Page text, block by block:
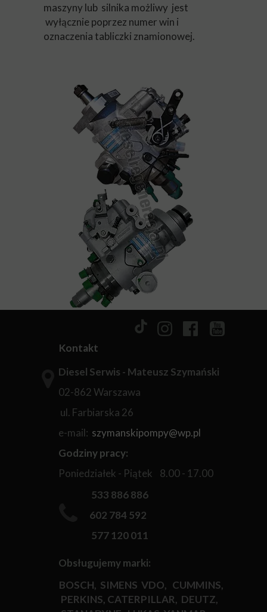
Obsługujemy marki:
533 886 886
602 784 592
577 120 011
Diesel Serwis - Mateusz Szymański
02-862 Warszawa
ul. Farbiarska 26
e-mail: szymanskipompy@wp.pl
Godziny pracy:
Poniedziałek - Piątek 8.00 - 17.00
Kontakt
BOSCH, SIMENS VDO, CUMMINS,
PERKINS, CATERPILLAR, DEUTZ,
maszyny lub silnika możliwy jest
wyłącznie poprzez numer win i
oznaczenia tabliczki znamionowej.